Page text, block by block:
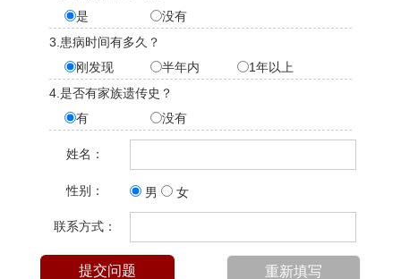
是
没有
3.患病时间有多久？
刚发现
半年内
1年以上
4.是否有家族遗传史？
有
没有
姓名：
性别： 男 女
联系方式：